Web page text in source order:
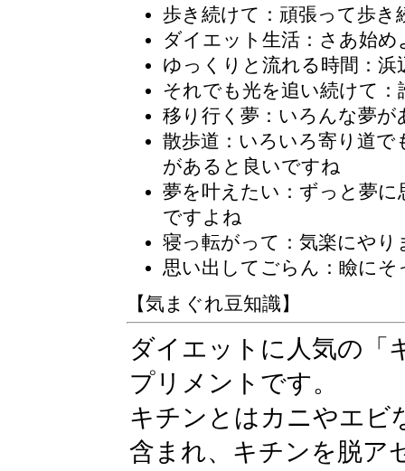
歩き続けて：頑張って歩き
ダイエット生活：さあ始
ゆっくりと流れる時間 ：
それでも光を追い続けて
移り行く夢：いろんな夢
散歩道：いろいろ寄り道
があると良いですね
夢を叶えたい：ずっと夢
ですよね
寝っ転がって：気楽にやり
思い出してごらん：瞼に
【気まぐれ豆知識】
ダイエットに人気の「
プリメントです。
キチンとはカニやエビ
含まれ、キチンを脱ア